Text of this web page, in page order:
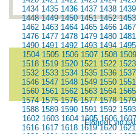
1434 1435 1436 1437 1438 1439
1448 1449 1450 1451 1452 1453
1462 1463 1464 1465 1466 1467
1476 1477 1478 1479 1480 1481
1490 1491 1492 1493 1494 1495
1504 1505 1506 1507 1508 1509
1518 1519 1520 1521 1522 1523
1532 1533 1534 1535 1536 1537
1546 1547 1548 1549 1550 1551
1560 1561 1562 1563 1564 1565
1574 1575 1576 1577 1578 1579
1588 1589 1590 1591 1592 1593
1602 1603 1604 1605 1606 1607
1616 1617 1618 1619 1620 1621
Ειδήσεις για